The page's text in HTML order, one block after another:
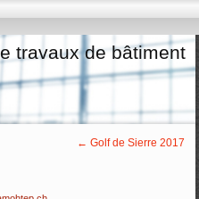
travaux de bâtiment
← Golf de Sierre 2017